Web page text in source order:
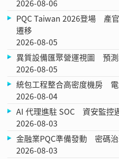
2026-08-06
PQC Taiwan 2026登場 產
遷移
2026-08-05
異質設備匯聚營運視圖 預
2026-08-05
統包工程整合高密度機房
2026-08-04
AI 代理進駐 SOC 資安監控
2026-08-03
金融業PQC準備發動 密碼
2026-08-03